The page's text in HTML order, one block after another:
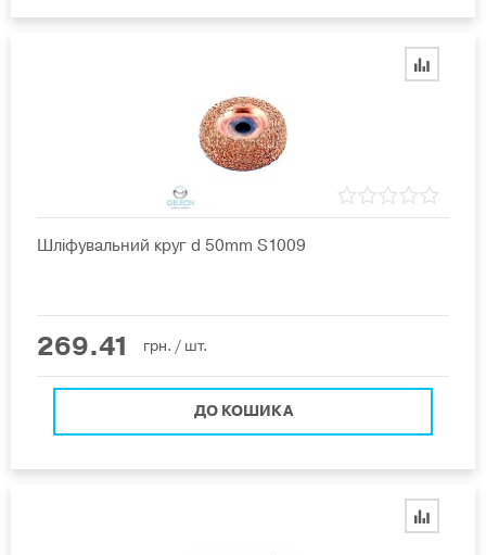
Шліфувальний круг d 50mm S1009
269.41 грн. / шт.
ДО КОШИКА